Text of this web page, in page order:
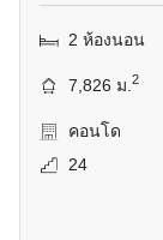
2 ห้องนอน
7,826 ม.2
คอนโด
24